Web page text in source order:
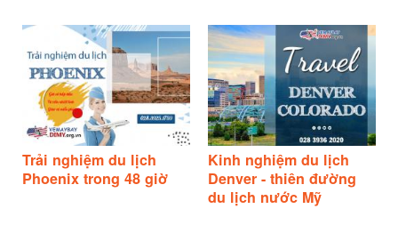
Trải nghiệm du lịch
Phoenix trong 48 giờ
Kinh nghiệm du lịch
Denver - thiên đường
du lịch nước Mỹ